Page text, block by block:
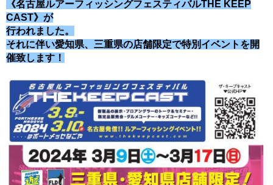
《名古屋ルアーフィッシングフェスティバルTHE KEEP
CAST》が
行われました。
それに伴い愛知県、三重県の店舗限定で特別イベントを開
催致します！